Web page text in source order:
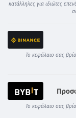
κατάλληλες για ιδιώτες
Το κεφάλαιο σας
Το κεφάλαιο σας